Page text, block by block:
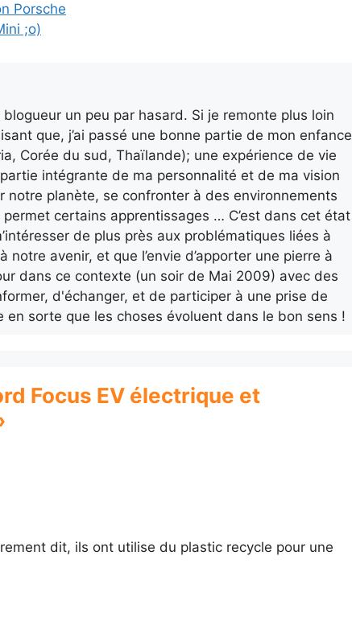
Porsche
;o)
un peu par hasard. Si je remonte plus loin
que, j’ai passé une bonne partie de mon enfance
Corée du sud, Thaïlande); une expérience de vie
intégrante de ma personnalité et de ma vision
notre planète, se confronter à des environnements
certains apprentissages … C’est dans cet état
de plus près aux problématiques liées à
notre avenir, et que l’envie d’apporter une pierre à
dans ce contexte (un soir de Mai 2009) avec des
d'échanger, et de participer à une prise de
sorte que les choses évoluent dans le bon sens !
Focus EV électrique et
dit, ils ont utilise du plastic recycle pour une